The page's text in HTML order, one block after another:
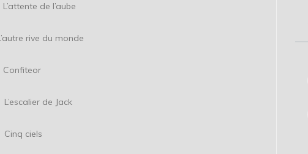
l’aube
du monde
de Jack